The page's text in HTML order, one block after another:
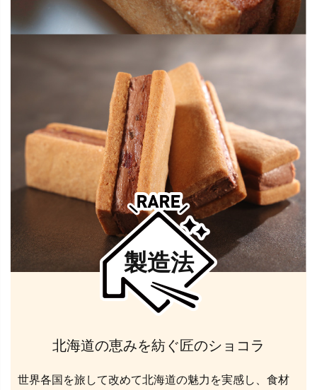
製造法
北海道の恵みを紡ぐ匠のショコラ
世界各国を旅して改めて北海道の魅力を実感し、食材